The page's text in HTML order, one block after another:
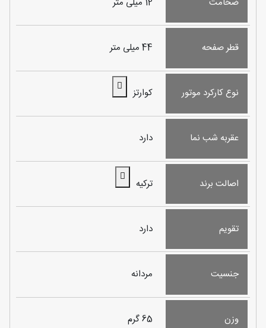
قطر صفحه 44 میلی متر
نوع کارکرد موتور کوارتز
عقربه شب نما دارد
اصالت برند ترکیه
تقویم دارد
جنسیت مردانه
وزن 65 گرم